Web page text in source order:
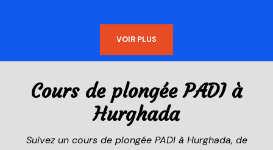
VOIR PLUS
Cours de plongée PADI à
Hurghada
Suivez un cours de plongée PADI à Hurghada, de